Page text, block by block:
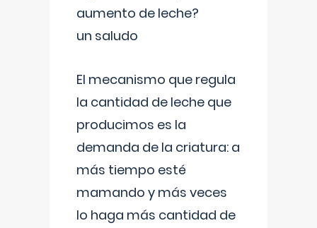
aumento de leche?
un saludo
El mecanismo que regula
la cantidad de leche que
producimos es la
demanda de la criatura: a
más tiempo esté
mamando y más veces
lo haga más cantidad de